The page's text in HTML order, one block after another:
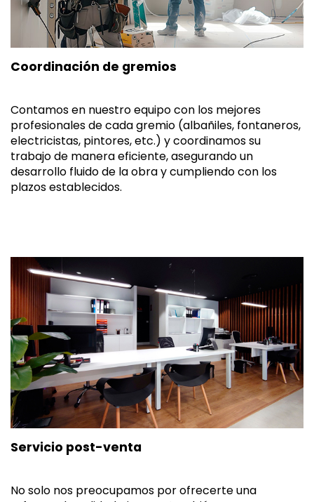
Coordinación de gremios
Contamos en nuestro equipo con los mejores
profesionales de cada gremio (albañiles, fontaneros,
electricistas, pintores, etc.) y coordinamos su
trabajo de manera eficiente, asegurando un
desarrollo fluido de la obra y cumpliendo con los
plazos establecidos.
Servicio post-venta
No solo nos preocupamos por ofrecerte una